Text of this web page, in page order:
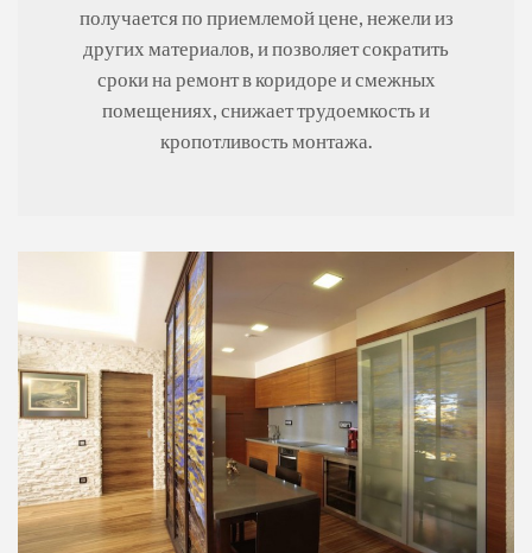
получается по приемлемой цене, нежели из
других материалов, и позволяет сократить
сроки на ремонт в коридоре и смежных
помещениях, снижает трудоемкость и
кропотливость монтажа.